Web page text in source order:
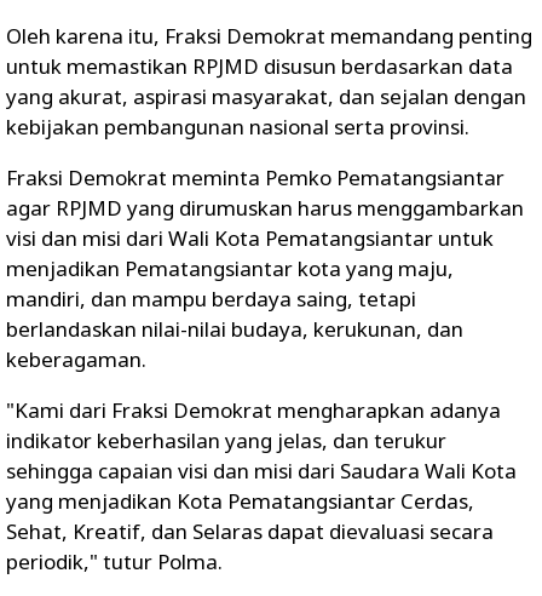
Oleh karena itu, Fraksi Demokrat memandang penting
untuk memastikan RPJMD disusun berdasarkan data
yang akurat, aspirasi masyarakat, dan sejalan dengan
kebijakan pembangunan nasional serta provinsi.
Fraksi Demokrat meminta Pemko Pematangsiantar
agar RPJMD yang dirumuskan harus menggambarkan
visi dan misi dari Wali Kota Pematangsiantar untuk
menjadikan Pematangsiantar kota yang maju,
mandiri, dan mampu berdaya saing, tetapi
berlandaskan nilai-nilai budaya, kerukunan, dan
keberagaman.
"Kami dari Fraksi Demokrat mengharapkan adanya
indikator keberhasilan yang jelas, dan terukur
sehingga capaian visi dan misi dari Saudara Wali Kota
yang menjadikan Kota Pematangsiantar Cerdas,
Sehat, Kreatif, dan Selaras dapat dievaluasi secara
periodik," tutur Polma.